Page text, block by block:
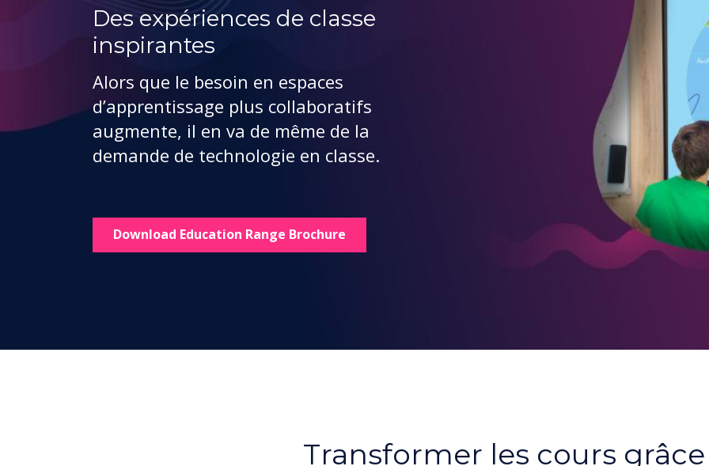
Des expériences de classe
inspirantes
Alors que le besoin en espaces
d’apprentissage plus collaboratifs
augmente, il en va de même de la
demande de technologie en classe.
Download Education Range Brochure
Transformer les cours grâce